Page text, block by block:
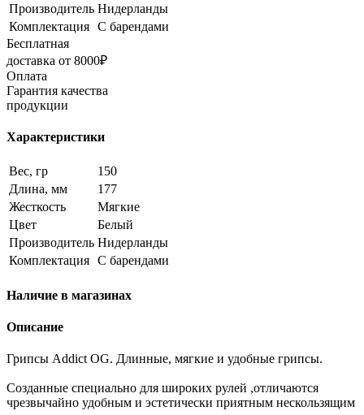
Производитель Нидерланды
Комплектация С барендами
Бесплатная
доставка от 8000₽
Оплата
Гарантия качества
продукции
Характеристики
Вес, гр
150
Длина, мм
177
Жесткость
Мягкие
Цвет
Белый
Производитель Нидерланды
Комплектация С барендами
Наличие в магазинах
Описание
Грипсы Addict OG. Длинные, мягкие и удобные грипсы.
Созданные специально для широких рулей ,отличаются
чрезвычайно удобным и эстетически приятным нескользящим